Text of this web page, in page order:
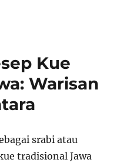
Kue
Warisan
srabi atau
tradisional Jawa